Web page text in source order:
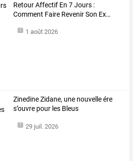
RetourAffectif En 7Jours :
Comment Faire RevenirSon Ex…
1 août 2026
Zinedine Zidane, une nouvelle ére
s’ouvre pour les Bleus
29 juil. 2026